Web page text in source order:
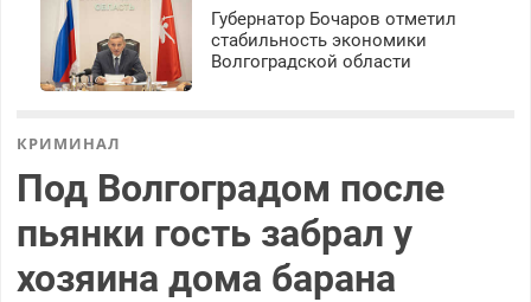
Реконструкция ЦПКиО На службе городу
80-летие Победы Парк Героев-летчиков
Губернатор Бочаров отметил
стабильность экономики
Волгоградской области
КРИМИНАЛ
Под Волгоградом после
пьянки гость забрал у
хозяина дома барана